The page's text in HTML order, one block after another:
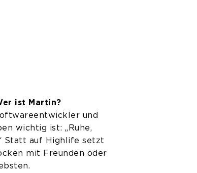
ist Martin?
und
wichtig ist: „Ruhe,
Statt auf Highlife setzt
mit Freunden oder